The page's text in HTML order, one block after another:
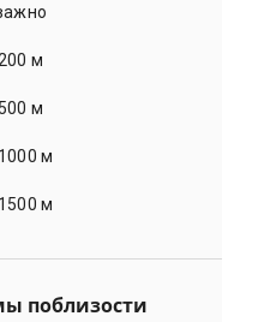
м
м
м
м
поблизости